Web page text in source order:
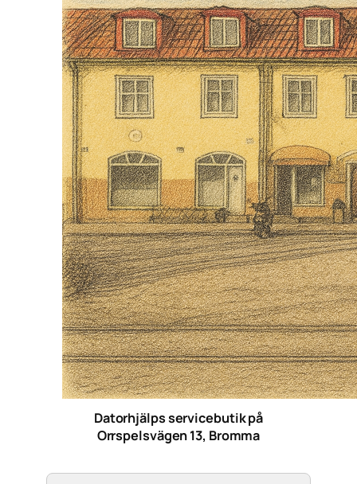
Datorhjälps servicebutik på
Orrspelsvägen 13, Bromma